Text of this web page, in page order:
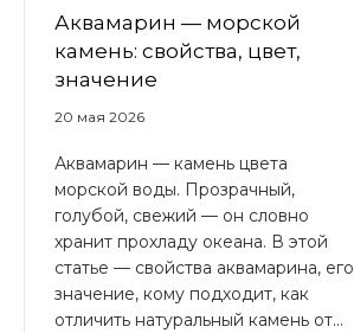
Аквамарин — морской
камень: свойства, цвет,
значение
20 мая 2026
Аквамарин — камень цвета
морской воды. Прозрачный,
голубой, свежий — он словно
хранит прохладу океана. В этой
статье — свойства аквамарина, его
значение, кому подходит, как
отличить натуральный камень от...